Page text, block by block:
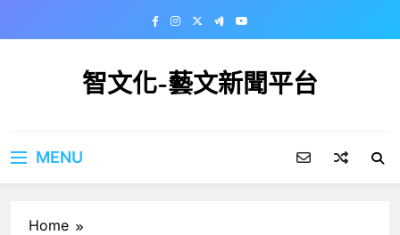
智文化-藝文新聞平台
MENU
Home